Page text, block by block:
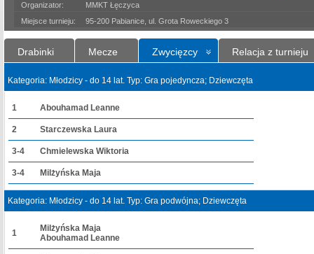
Organizator:
MMKT Łęczyca
Miejsce turnieju:
95-200 Pabianice, ul. Grota Roweckiego 3
Drabinki Mecze Zwycięzcy Relacja z turnieju
Kategoria: Młodzicy - do 14 lat. Typ: Gra pojedyncza; Dziewczęta
1 Abouhamad Leanne
2 Starczewska Laura
3-4 Chmielewska Wiktoria
3-4 Milżyńska Maja
Kategoria: Młodzicy - do 14 lat. Typ: Gra podwójna; Dziewczęta
1
Milżyńska Maja
Abouhamad Leanne